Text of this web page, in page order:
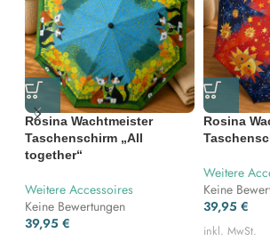
Rosina Wachtmeister
Taschenschirm „All
together“
Weitere Accessoires
Keine Bewertungen
39,95 €
Rosina
Weitere
Keine
39,95 €
inkl. MwSt.